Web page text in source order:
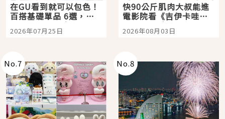
在GU看到就可以包色！
百搭基礎單品 6選，閉
眼全收也不心疼
2026年07月25日
快90公斤肌肉大叔能進
電影院看《吉伊卡哇》
嗎？日本重金屬樂團
「打首」會長與nagano
2026年08月03日
No.7 No.8